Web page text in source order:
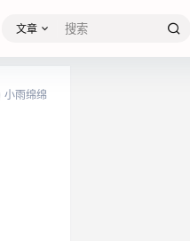
文章
小雨绵绵